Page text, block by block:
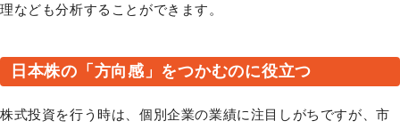
理なども分析することができます。
日本株の「方向感」をつかむのに役立つ
株式投資を行う時は、個別企業の業績に注目しがちですが、市